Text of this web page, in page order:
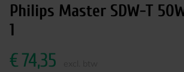
Philips Master SDW-T
1
€74,35